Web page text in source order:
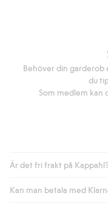
Behöver din garderob
du
Som medlem kan
Är det fri frakt på
Är du medlem i
Kan man betala med